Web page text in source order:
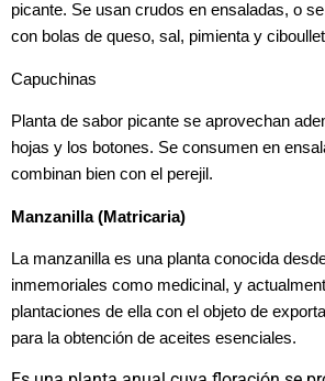
picante. Se usan crudos en ensaladas, o
con bolas de queso, sal, pimienta y
Capuchinas
Planta de sabor picante se aprovechan
hojas y los botones. Se consumen en
combinan bien con el perejil.
Manzanilla (Matricaria)
La manzanilla es una planta conocida
inmemoriales como medicinal, y
plantaciones de ella con el objeto de
para la obtención de aceites esenciales.